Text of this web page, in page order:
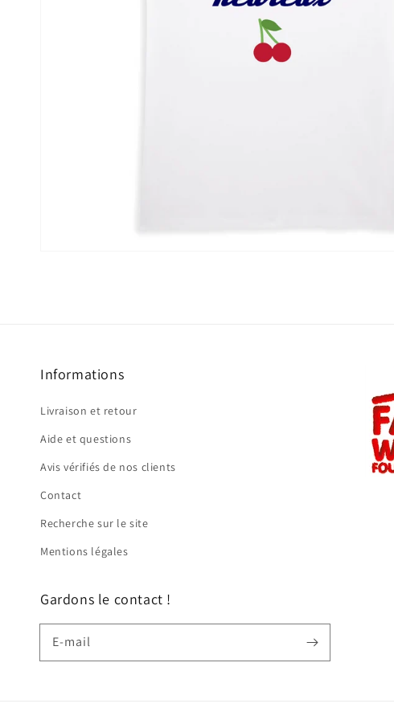
Informations
Livraison et retour
Aide et questions
Avis vérifiés de nos clients
Contact
Recherche sur le site
Mentions légales
Gardons le contact !
E-mail